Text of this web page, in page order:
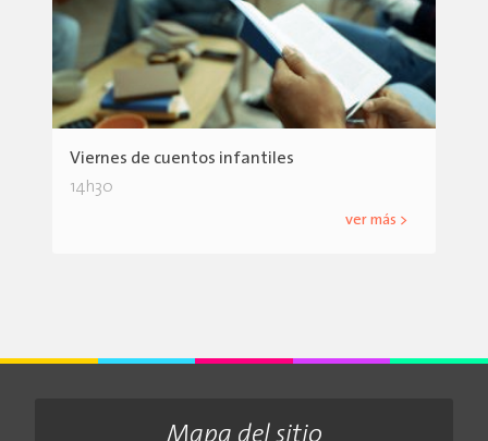
Viernes de cuentos infantiles
14h30
ver más >
Mapa del sitio